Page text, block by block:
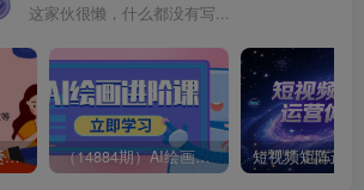
这家伙很懒，什么都没有写...
（14882期）直播运营全流程课程-5月更新：从起号、话术设计、罗盘运营到微付费投放等 （14884期）AI绘画进阶课，涵盖电商摄影等多领域，PS操作与AI工具使用全面教学